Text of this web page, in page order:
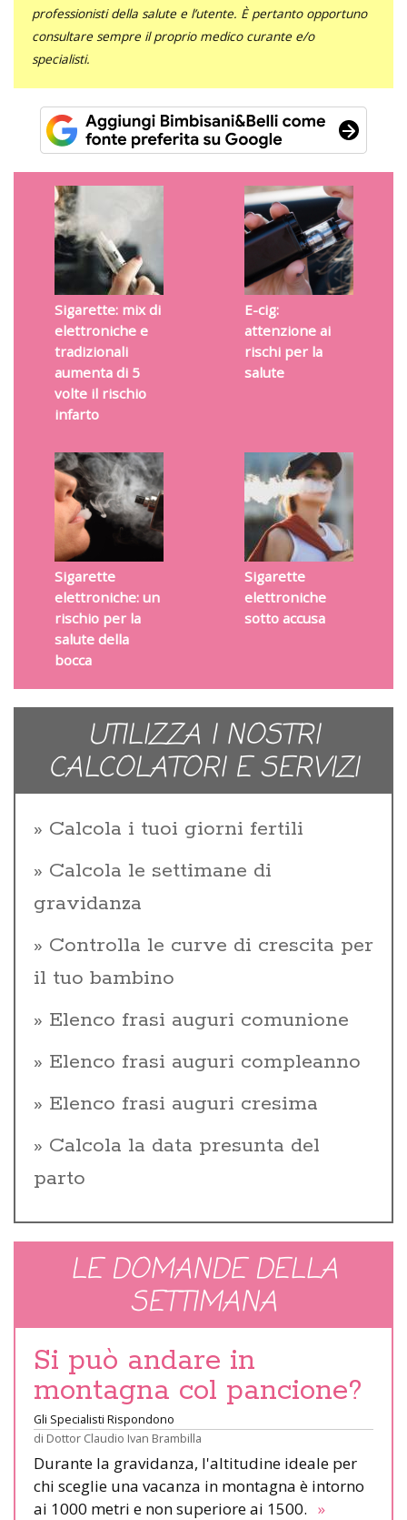
professionisti della salute e l’utente. È pertanto opportuno
consultare sempre il proprio medico curante e/o
specialisti.
Sigarette: mix di
elettroniche e
tradizionali
aumenta di 5
volte il rischio
infarto
E-cig:
attenzione ai
rischi per la
salute
Sigarette
elettroniche: un
rischio per la
salute della
bocca
Sigarette
elettroniche
sotto accusa
UTILIZZA I NOSTRI
CALCOLATORI E SERVIZI
Calcola i tuoi giorni fertili
Calcola le settimane di
gravidanza
Controlla le curve di crescita per
il tuo bambino
Elenco frasi auguri comunione
Elenco frasi auguri compleanno
Elenco frasi auguri cresima
Calcola la data presunta del
parto
LE DOMANDE DELLA
SETTIMANA
Si può andare in
montagna col pancione?
Gli Specialisti Rispondono
di Dottor Claudio Ivan Brambilla
Durante la gravidanza, l'altitudine ideale per
chi sceglie una vacanza in montagna è intorno
ai 1000 metri e non superiore ai 1500. »